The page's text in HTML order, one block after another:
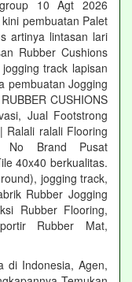
10 Agt 2026
pembuatan Palet
artinya lintasan lari
Rubber Cushions
track lapisan
pembuatan Jogging
CUSHIONS
Jual Footstrong
Ralali ralali Flooring
No Brand Pusat
40x40 berkualitas.
jogging track,
Rubber Jogging
Rubber Flooring,
Rubber Mat,
di Indonesia, Agen,